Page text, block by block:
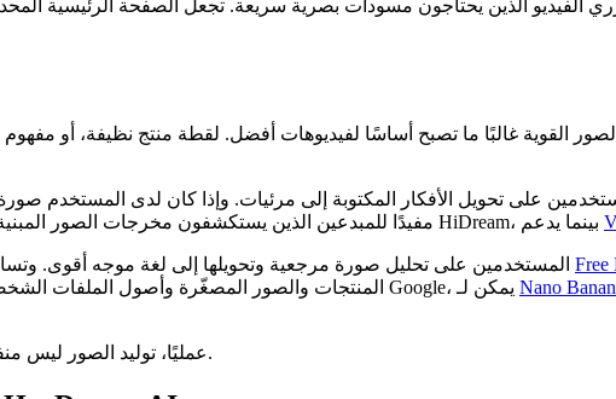
القوية غالبًا ما تصبح أساسًا لفيديوهات أفضل. لقطة منتج نظيفة، أو
Free
Nano
عمليًا، توليد الصور ليس منفصلًا عن توليد الفيديو. غالبًا ما يكون الخطوة الأولى في سير عمل فيديو أفضل.